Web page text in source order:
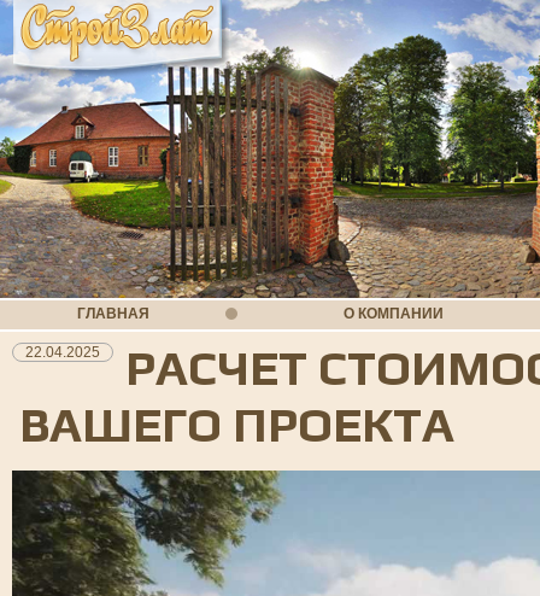
ГЛАВНАЯ О КОМПАНИИ
22.04.2025
РАСЧЕТ
ВАШЕГО ПРОЕКТА